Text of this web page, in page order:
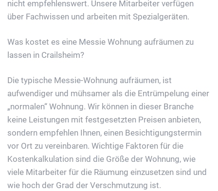
nicht empfehlenswert. Unsere Mitarbeiter verfügen
über Fachwissen und arbeiten mit Spezialgeräten.
Was kostet es eine Messie Wohnung aufräumen zu
lassen in Crailsheim?
Die typische Messie-Wohnung aufräumen, ist
aufwendiger und mühsamer als die Entrümpelung einer
„normalen“ Wohnung. Wir können in dieser Branche
keine Leistungen mit festgesetzten Preisen anbieten,
sondern empfehlen Ihnen, einen Besichtigungstermin
vor Ort zu vereinbaren. Wichtige Faktoren für die
Kostenkalkulation sind die Größe der Wohnung, wie
viele Mitarbeiter für die Räumung einzusetzen sind und
wie hoch der Grad der Verschmutzung ist.